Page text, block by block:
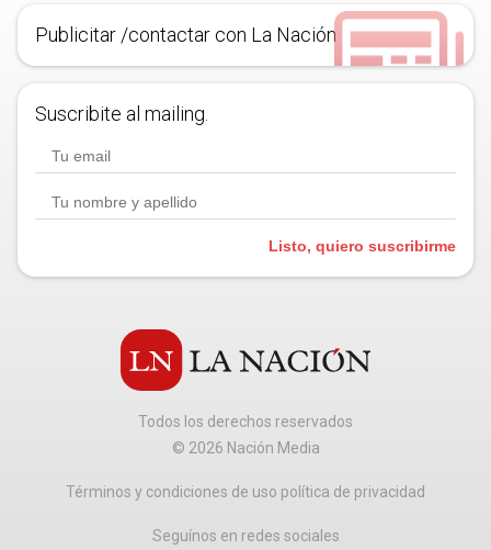
Publicitar /contactar con La Nación
Suscribite al mailing.
Listo, quiero suscribirme
Todos los derechos reservados
© 2026 Nación Media
Términos y condiciones de uso política de privacidad
Seguínos en redes sociales